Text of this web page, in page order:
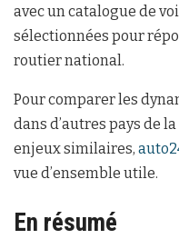
avec un catalogue de
sélectionnées pour
routier national.
Pour comparer les
dans d’autres pays de
enjeux similaires,
vue d’ensemble utile.
En résumé